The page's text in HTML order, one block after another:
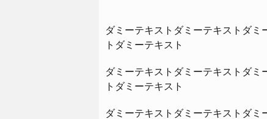
ダミーテキストダミーテキストダ
トダミーテキスト
ダミーテキストダミーテキストダ
トダミーテキスト
ダミーテキストダミーテキストダ